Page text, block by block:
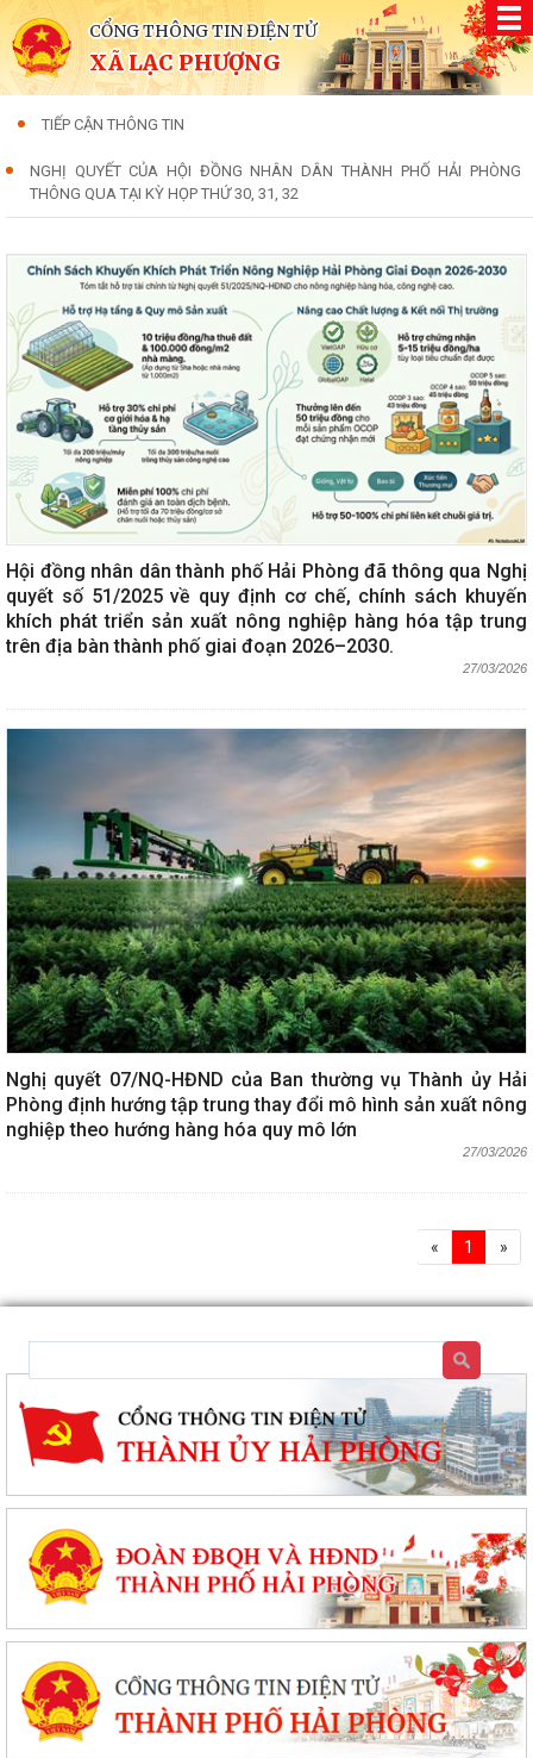
CỔNG THÔNG TIN ĐIỆN TỬ
XÃ LẠC PHƯỢNG
TIẾP CẬN THÔNG TIN
NGHỊ QUYẾT CỦA HỘI ĐỒNG NHÂN DÂN THÀNH PHỐ HẢI PHÒNG
THÔNG QUA TẠI KỲ HỌP THỨ 30, 31, 32
Hội đồng nhân dân thành phố Hải Phòng đã thông qua Nghị
quyết số 51/2025 về quy định cơ chế, chính sách khuyến
khích phát triển sản xuất nông nghiệp hàng hóa tập trung
trên địa bàn thành phố giai đoạn 2026–2030.
27/03/2026
Nghị quyết 07/NQ-HĐND của Ban thường vụ Thành ủy Hải
Phòng định hướng tập trung thay đổi mô hình sản xuất nông
nghiệp theo hướng hàng hóa quy mô lớn
27/03/2026
« 1 »